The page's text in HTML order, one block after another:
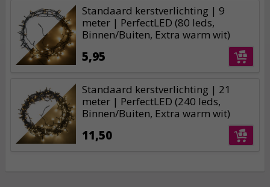
Standaard kerstverlichting | 9
meter | PerfectLED (80 leds,
Binnen/Buiten, Extra warm wit)
5,95
Standaard kerstverlichting | 21
meter | PerfectLED (240 leds,
Binnen/Buiten, Extra warm wit)
11,50